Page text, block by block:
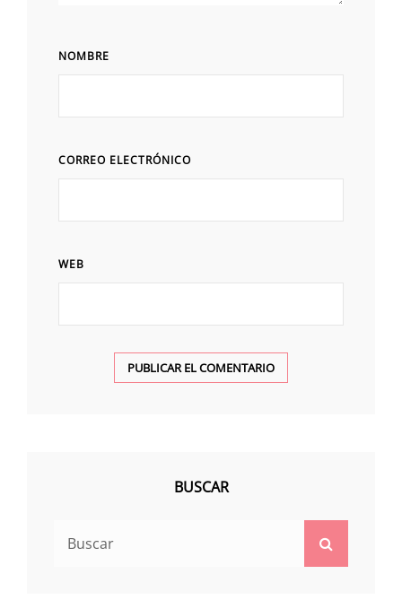
NOMBRE
CORREO ELECTRÓNICO
WEB
BUSCAR